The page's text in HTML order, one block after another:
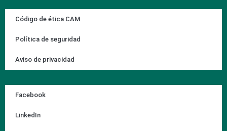
Código de ética CAM
Política de seguridad
Aviso de privacidad
Facebook
LinkedIn